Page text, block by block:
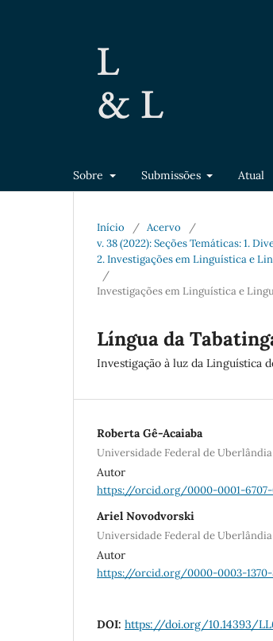
Sobre Submissões Atual
Início / Acervo
/
v. 38 (2022): Seções Temáticas: 1.
2. Investigações em Linguística e
/
Investigações em Linguística e
Língua da
Investigação à luz da Linguística
Roberta Gê-Acaiaba
Universidade Federal de Uberlândia
Autor
https://orcid.org/0000-0001-6707-
Ariel Novodvorski
Universidade Federal de Uberlândia
Autor
https://orcid.org/0000-0003-1370-
DOI: https://doi.org/10.14393/